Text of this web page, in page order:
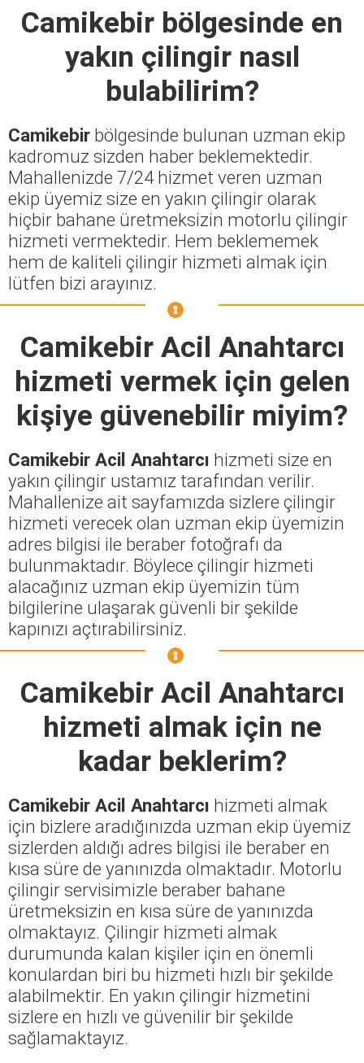
Camikebir bölgesinde en
yakın çilingir nasıl
bulabilirim?
Camikebir bölgesinde bulunan uzman ekip
kadromuz sizden haber beklemektedir.
Mahallenizde 7/24 hizmet veren uzman
ekip üyemiz size en yakın çilingir olarak
hiçbir bahane üretmeksizin motorlu çilingir
hizmeti vermektedir. Hem beklememek
hem de kaliteli çilingir hizmeti almak için
lütfen bizi arayınız.
Camikebir Acil Anahtarcı
hizmeti vermek için gelen
kişiye güvenebilir miyim?
Camikebir Acil Anahtarcı hizmeti size en
yakın çilingir ustamız tarafından verilir.
Mahallenize ait sayfamızda sizlere çilingir
hizmeti verecek olan uzman ekip üyemizin
adres bilgisi ile beraber fotoğrafı da
bulunmaktadır. Böylece çilingir hizmeti
alacağınız uzman ekip üyemizin tüm
bilgilerine ulaşarak güvenli bir şekilde
kapınızı açtırabilirsiniz.
Camikebir Acil Anahtarcı
hizmeti almak için ne
kadar beklerim?
Camikebir Acil Anahtarcı hizmeti almak
için bizlere aradığınızda uzman ekip üyemiz
sizlerden aldığı adres bilgisi ile beraber en
kısa süre de yanınızda olmaktadır. Motorlu
çilingir servisimizle beraber bahane
üretmeksizin en kısa süre de yanınızda
olmaktayız. Çilingir hizmeti almak
durumunda kalan kişiler için en önemli
konulardan biri bu hizmeti hızlı bir şekilde
alabilmektir. En yakın çilingir hizmetini
sizlere en hızlı ve güvenilir bir şekilde
sağlamaktayız.